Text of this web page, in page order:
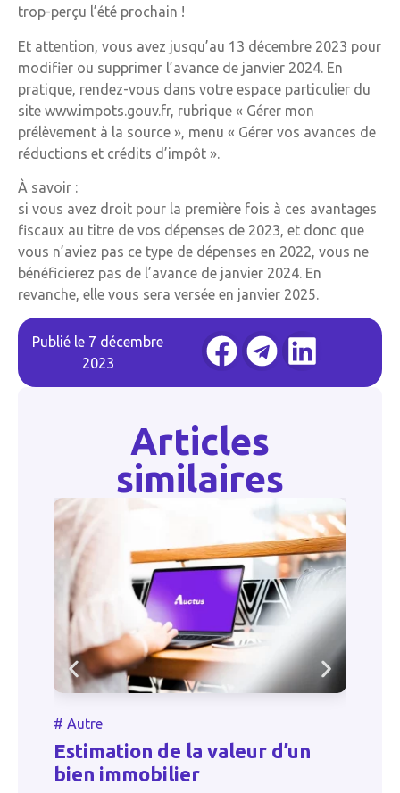
trop-perçu l’été prochain !
Et attention, vous avez jusqu’au 13 décembre 2023 pour
modifier ou supprimer l’avance de janvier 2024. En
pratique, rendez-vous dans votre espace particulier du
site www.impots.gouv.fr, rubrique « Gérer mon
prélèvement à la source », menu « Gérer vos avances de
réductions et crédits d’impôt ».
À savoir :
si vous avez droit pour la première fois à ces avantages
fiscaux au titre de vos dépenses de 2023, et donc que
vous n’aviez pas ce type de dépenses en 2022, vous ne
bénéficierez pas de l’avance de janvier 2024. En
revanche, elle vous sera versée en janvier 2025.
Publié le 7 décembre
2023
Articles
similaires
# Autre
Estimation de la valeur d’un
bien immobilier